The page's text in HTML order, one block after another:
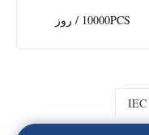
10000PCS / روز